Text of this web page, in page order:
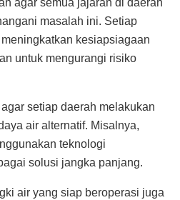
agar semua jajaran di daerah
masalah ini. Setiap
kesiapsiagaan
untuk mengurangi risiko
setiap daerah melakukan
air alternatif. Misalnya,
teknologi
solusi jangka panjang.
air yang siap beroperasi juga